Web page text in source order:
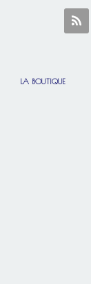
LA BOUTIQUE